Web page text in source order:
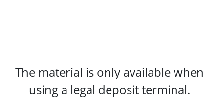
The material is only available when
using a legal deposit terminal.